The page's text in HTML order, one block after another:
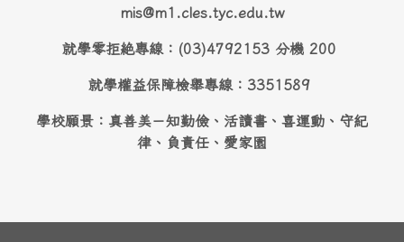
mis@m1.cles.tyc.edu.tw
就學零拒絶專線：(03)4792153 分機 200
就學權益保障檢舉專線：3351589
學校願景：真善美－知勤儉、活讀書、喜運動、守紀
律、負責任、愛家園